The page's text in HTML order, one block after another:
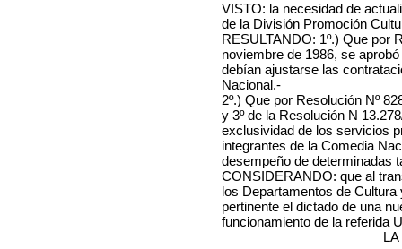
VISTO: la necesidad de
de la División Promoción
RESULTANDO: 1º.) Que por
noviembre de 1986, se
debían ajustarse las
Nacional.-
2º.) Que por Resolución Nº
y 3º de la Resolución N
exclusividad de los servicios
integrantes de la Comedia
desempeño de determinadas
CONSIDERANDO: que al
los Departamentos de
pertinente el dictado de una
funcionamiento de la referida